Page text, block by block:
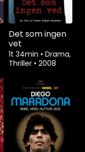
Det som ingen
vet
1t 34min • Drama,
Thriller • 2008